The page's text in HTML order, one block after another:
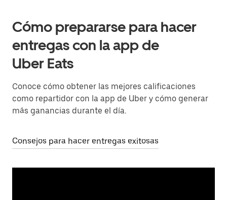
Cómo prepararse para hacer
entregas con la app de
Uber Eats
Conoce cómo obtener las mejores calificaciones
como repartidor con la app de Uber y cómo generar
más ganancias durante el día.
Consejos para hacer entregas exitosas